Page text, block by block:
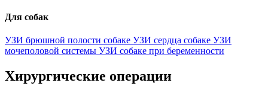
Для собак
УЗИ брюшной полости собаке УЗИ сердца собаке УЗИ
мочеполовой системы УЗИ собаке при беременности
Хирургические операции